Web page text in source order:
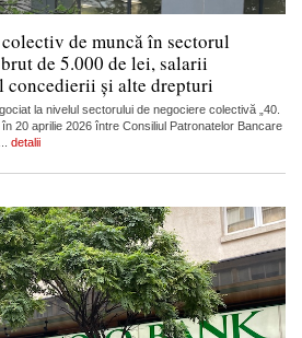
de muncă în sectorul
de 5.000 de lei, salarii
concedierii și alte drepturi
la nivelul sectorului de negociere colectivă „40.
20 aprilie 2026 între Consiliul Patronatelor Bancare
detalii